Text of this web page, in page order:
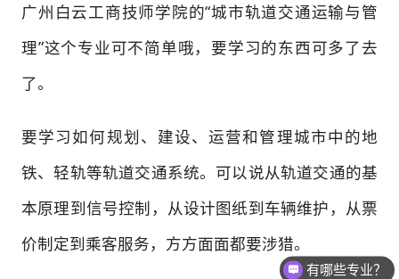
广州白云工商技师学院的“城市轨道交通运输与管
理”这个专业可不简单哦，要学习的东西可多了去
了。
要学习如何规划、建设、运营和管理城市中的地
铁、轻轨等轨道交通系统。可以说从轨道交通的基
本原理到信号控制，从设计图纸到车辆维护，从票
价制定到乘客服务，方方面面都要涉猎。
有哪些专业？